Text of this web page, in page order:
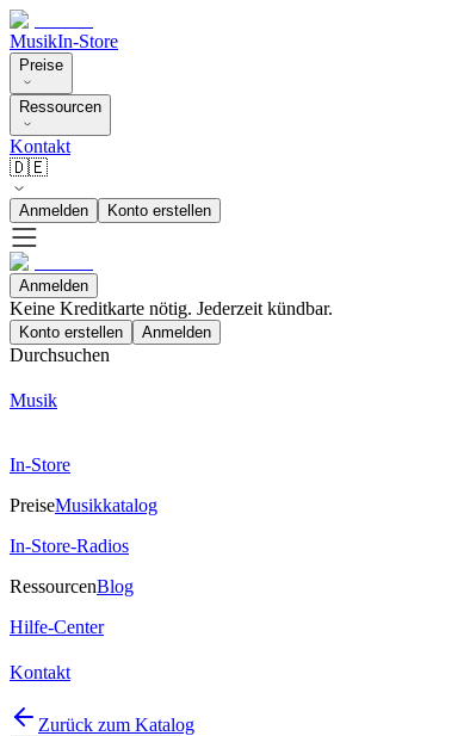
MusikIn-Store
Preise
Ressourcen
Kontakt
🇩🇪
Anmelden Konto erstellen
Anmelden
Keine Kreditkarte nötig. Jederzeit kündbar.
Konto erstellen Anmelden
Durchsuchen
Musik
In-Store
PreiseMusikkatalog
In-Store-Radios
RessourcenBlog
Hilfe-Center
Kontakt
Zurück zum Katalog